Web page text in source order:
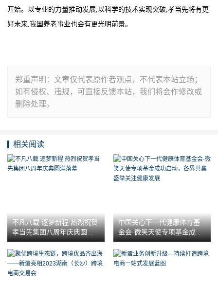
开始。以专业的力量推动发展,以科学的技术实现突破,孝当先将有更
好未来,我国养老事业也会有更光明前景。
郑重声明：文章仅代表原作者观点，不代表本站立场；
如有侵权、违规，可直接反馈本站，我们将会作修改或
删除处理。
相关阅读
不凡八载 逐梦新程 热烈祝贺
孝当先集团八周年庆典圆满
落幕
中国关心下一代健康体育基
金会·微笑天使专项基金成功
启动，各界共襄盛举关注健
康发展